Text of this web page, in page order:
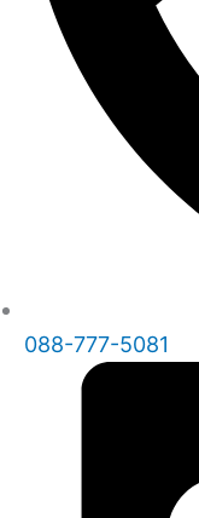
088-777-5081